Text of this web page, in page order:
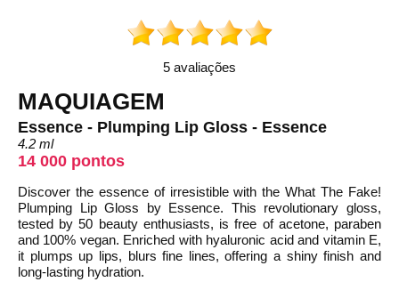
5 avaliações
MAQUIAGEM
Essence - Plumping Lip Gloss - Essence
4.2 ml
14 000 pontos
Discover the essence of irresistible with the What The Fake!
Plumping Lip Gloss by Essence. This revolutionary gloss,
tested by 50 beauty enthusiasts, is free of acetone, paraben
and 100% vegan. Enriched with hyaluronic acid and vitamin E,
it plumps up lips, blurs fine lines, offering a shiny finish and
long-lasting hydration.